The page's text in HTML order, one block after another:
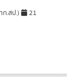
ก.สป.)
21